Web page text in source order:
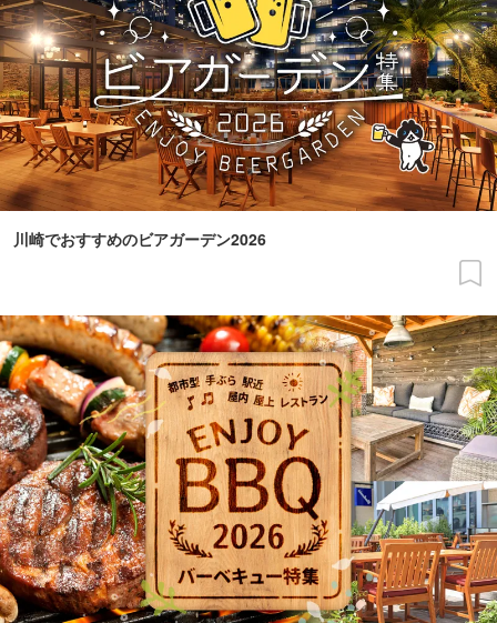
川崎でおすすめのビアガーデン2026